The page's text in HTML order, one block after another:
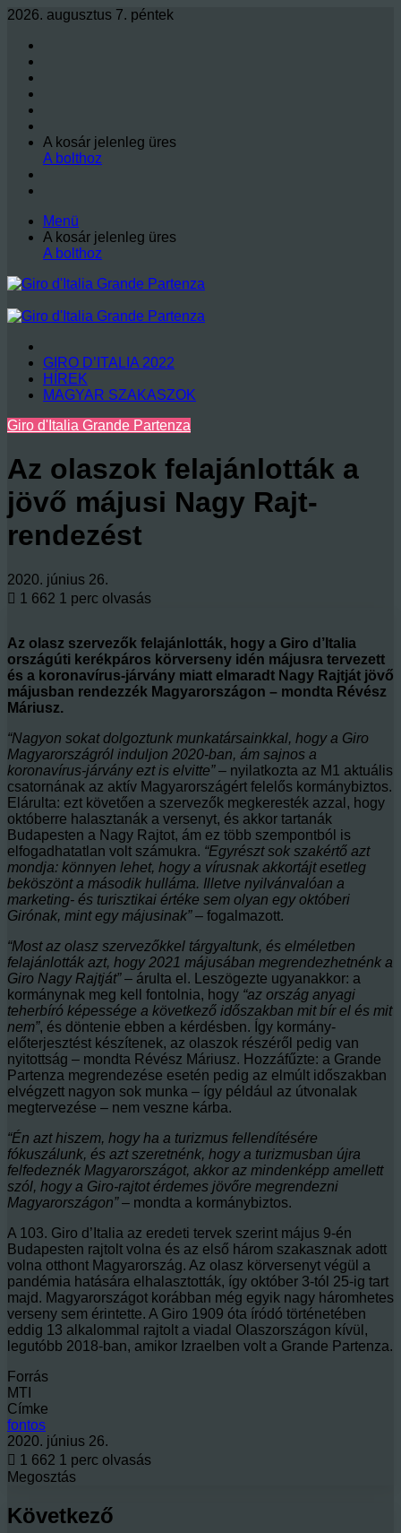
2026. augusztus 7. péntek
Kosár
megtekintése
A kosár jelenleg üres
A bolthoz
Menü
Kosár
megtekintése
A kosár jelenleg üres
A bolthoz
GIRO D’ITALIA 2022
HÍREK
MAGYAR SZAKASZOK
Giro d'Italia Grande Partenza
Az olaszok felajánlották a
jövő májusi Nagy Rajt-
rendezést
2020. június 26.
1 662 1 perc olvasás
Az olasz szervezők felajánlották, hogy a Giro d’Italia
országúti kerékpáros körverseny idén májusra tervezett
és a koronavírus-járvány miatt elmaradt Nagy Rajtját jövő
májusban rendezzék Magyarországon – mondta Révész
Máriusz.
“Nagyon sokat dolgoztunk munkatársainkkal, hogy a Giro
Magyarországról induljon 2020-ban, ám sajnos a
koronavírus-járvány ezt is elvitte”– nyilatkozta az M1 aktuális
csatornának az aktív Magyarországért felelős kormánybiztos.
Elárulta: ezt követően a szervezők megkeresték azzal, hogy
októberre halasztanák a versenyt, és akkor tartanák
Budapesten a Nagy Rajtot, ám ez több szempontból is
elfogadhatatlan volt számukra. “Egyrészt sok szakértő azt
mondja: könnyen lehet, hogy a vírusnak akkortájt esetleg
beköszönt a második hulláma. Illetve nyilvánvalóan a
marketing- és turisztikai értéke sem olyan egy októberi
Girónak, mint egy májusinak”– fogalmazott.
“Most az olasz szervezőkkel tárgyaltunk, és elméletben
felajánlották azt, hogy 2021 májusában megrendezhetnénk a
Giro Nagy Rajtját”– árulta el. Leszögezte ugyanakkor: a
kormánynak meg kell fontolnia, hogy “az ország anyagi
teherbíró képessége a következő időszakban mit bír el és mit
nem”, és döntenie ebben a kérdésben. Így kormány-
előterjesztést készítenek, az olaszok részéről pedig van
nyitottság – mondta Révész Máriusz. Hozzáfűzte: a Grande
Partenza megrendezése esetén pedig az elmúlt időszakban
elvégzett nagyon sok munka – így például az útvonalak
megtervezése – nem veszne kárba.
“Én azt hiszem, hogy ha a turizmus fellendítésére
fókuszálunk, és azt szeretnénk, hogy a turizmusban újra
felfedeznék Magyarországot, akkor az mindenképp amellett
szól, hogy a Giro-rajtot érdemes jövőre megrendezni
Magyarországon”– mondta a kormánybiztos.
A 103. Giro d’Italia az eredeti tervek szerint május 9-én
Budapesten rajtolt volna és az első három szakasznak adott
volna otthont Magyarország. Az olasz körversenyt végül a
pandémia hatására elhalasztották, így október 3-tól 25-ig tart
majd. Magyarországot korábban még egyik nagy háromhetes
verseny sem érintette. A Giro 1909 óta íródó történetében
eddig 13 alkalommal rajtolt a viadal Olaszországon kívül,
legutóbb 2018-ban, amikor Izraelben volt a Grande Partenza.
Forrás
MTI
Címke
fontos
2020. június 26.
1 662 1 perc olvasás
Megosztás
email-
ben
Következő